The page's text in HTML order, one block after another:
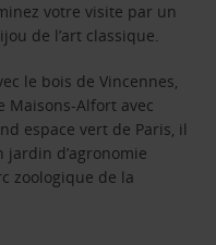
votre visite par un
de l’art classique.
le bois de Vincennes,
Maisons-Alfort avec
espace vert de Paris, il
jardin d’agronomie
zoologique de la